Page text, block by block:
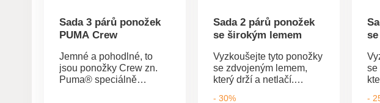
Sada 3 párů ponožek
PUMA Crew
Jemné a pohodlné, to
jsou ponožky Crew zn.
Puma® speciálně
Sada 2 párů ponožek
se širokým lemem
Vyzkoušejte tyto ponožky
se zdvojeným lemem,
který drží a netlačí.
- 30%
se
-